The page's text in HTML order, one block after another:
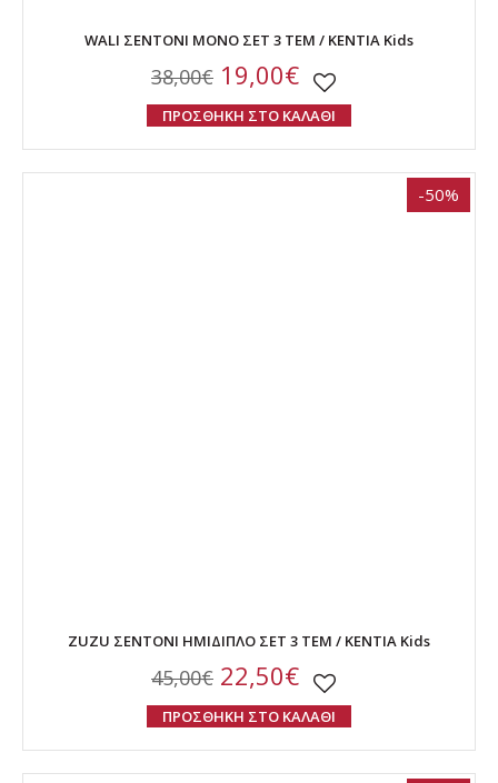
WALI ΣΕΝΤΟΝΙ ΜΟΝΟ ΣΕΤ 3 ΤΕΜ / ΚΕΝΤΙΑ Kids
38,00€ 19,00€
ΠΡΟΣΘΗΚΗ ΣΤΟ ΚΑΛΑΘΙ
-50%
ZUZU ΣΕΝΤΟΝΙ ΗΜΙΔΙΠΛΟ ΣΕΤ 3 ΤΕΜ / ΚΕΝΤΙΑ Kids
45,00€ 22,50€
ΠΡΟΣΘΗΚΗ ΣΤΟ ΚΑΛΑΘΙ